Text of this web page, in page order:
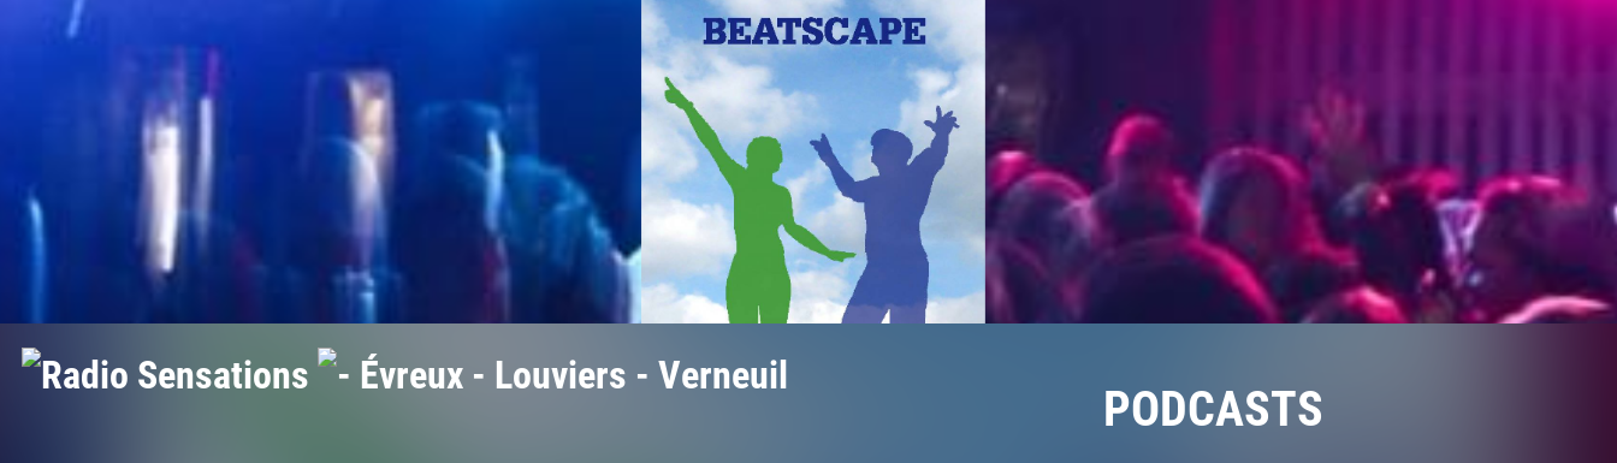
PODCASTS